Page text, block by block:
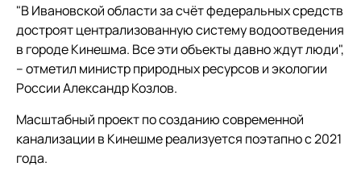
"В Ивановской области за счёт федеральных средств
достроят централизованную систему водоотведения
в городе Кинешма. Все эти объекты давно ждут люди",
– отметил министр природных ресурсов и экологии
России Александр Козлов.
Масштабный проект по созданию современной
канализации в Кинешме реализуется поэтапно с 2021
года.